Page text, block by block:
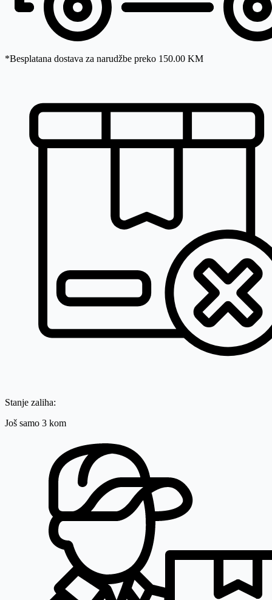
*Besplatana dostava za narudžbe preko 150.00 KM
Stanje zaliha:
Još samo 3 kom